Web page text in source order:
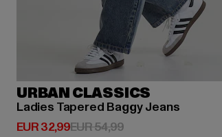
URBAN CLASSICS
Ladies Tapered Baggy Jeans
EUR 32,99
Huidige prijs: EUR 32,99
EUR 54,99Actieprijs: EUR 54,99